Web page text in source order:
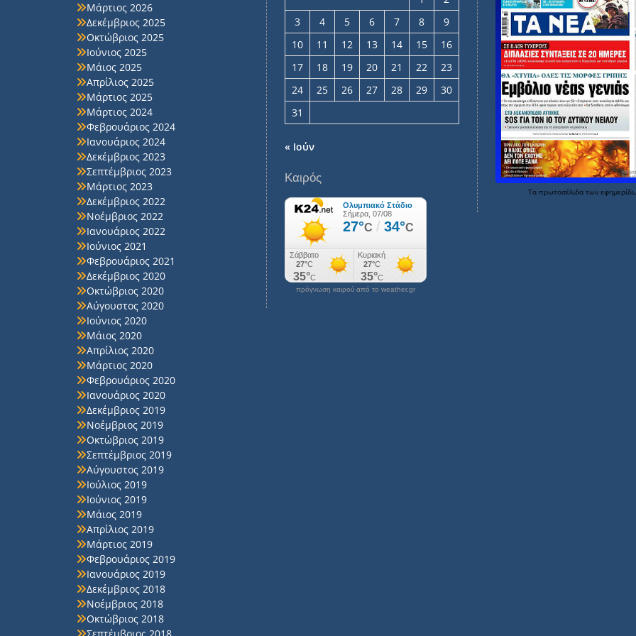
Μάρτιος 2026
Δεκέμβριος 2025
Οκτώβριος 2025
Ιούνιος 2025
Μάιος 2025
Απρίλιος 2025
Μάρτιος 2025
Μάρτιος 2024
Φεβρουάριος 2024
Ιανουάριος 2024
Δεκέμβριος 2023
Σεπτέμβριος 2023
Μάρτιος 2023
Δεκέμβριος 2022
Νοέμβριος 2022
Ιανουάριος 2022
Ιούνιος 2021
Φεβρουάριος 2021
Δεκέμβριος 2020
Οκτώβριος 2020
Αύγουστος 2020
Ιούνιος 2020
Μάιος 2020
Απρίλιος 2020
Μάρτιος 2020
Φεβρουάριος 2020
Ιανουάριος 2020
Δεκέμβριος 2019
Νοέμβριος 2019
Οκτώβριος 2019
Σεπτέμβριος 2019
Αύγουστος 2019
Ιούλιος 2019
Ιούνιος 2019
Μάιος 2019
Απρίλιος 2019
Μάρτιος 2019
Φεβρουάριος 2019
Ιανουάριος 2019
Δεκέμβριος 2018
Νοέμβριος 2018
Οκτώβριος 2018
3
4 5 6 7 8
9
10
11 12 13 14 15
16
17
18 19 20 21 22
23
24
25 26 27 28 29
30
31
« Ιούν
Καιρός
πρόγνωση καιρού από το weather.gr
Τα πρωτοσέλιδα των